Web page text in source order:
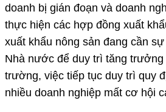
doanh bị gián đoạn và doanh
thực hiện các hợp đồng xuất
xuất khẩu nông sản đang cần
Nhà nước để duy trì tăng
trường, việc tiếp tục duy trì quy
nhiều doanh nghiệp mất cơ hội